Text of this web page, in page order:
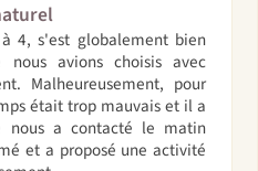
4, s'est globalement bien
nous avions choisis avec
Malheureusement, pour
était trop mauvais et il a
nous a contacté le matin
et a proposé une activité